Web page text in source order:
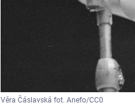
Věra Čáslavská fot. Anefo/CC0